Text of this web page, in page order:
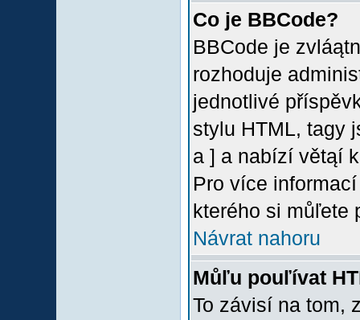
Co je BBCode?
BBCode je
rozhoduje
jednotlivé
stylu HTML, tagy
a ] a nabízí větąí
Pro více
kterého si můľete
Návrat nahoru
Můľu pouľívat
To závisí na tom,